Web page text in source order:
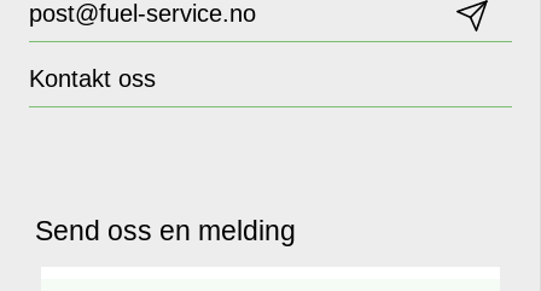
post@fuel-service.no
Kontakt oss
Send oss en melding